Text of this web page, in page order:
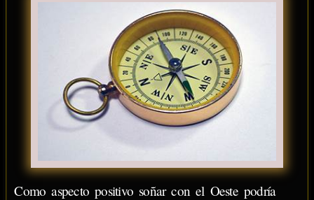
Como aspecto positivo soñar con el Oeste podría